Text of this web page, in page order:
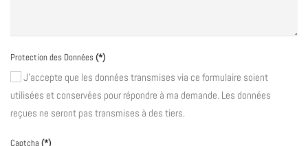
Protection des Données(*)
J'accepte que les données transmises via ce formulaire soient
utilisées et conservées pour répondre à ma demande. Les données
reçues ne seront pas transmises à des tiers.
Captcha(*)